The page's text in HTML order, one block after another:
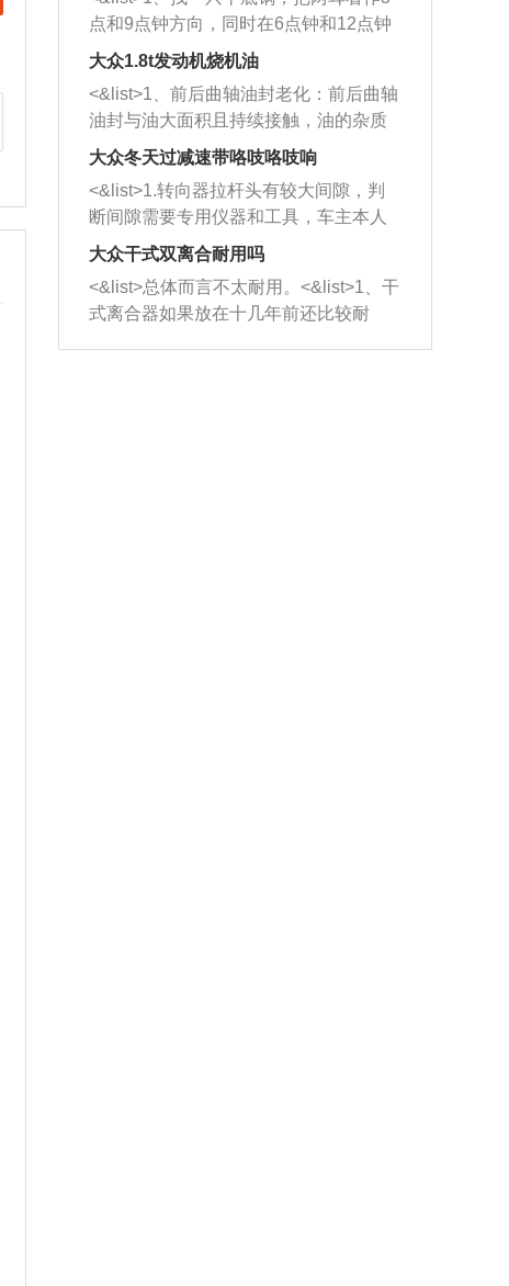
施。 <&list>2、直接利用木棍将所有的
杂物推到排气管里面的位置处，然后将
三元催化器拆解开，就可以将堵塞的东
西取出来。但如果是因为积碳过多引起
的堵塞，就需要将三元催化器泡在草酸
洗剂对堵塞的情况得到解决，将清洗剂
放在燃油箱中，与燃油混合后，车辆启
动时，就可以和汽油一起进入到燃烧
室，最后形成废气排出，就可以让三元
催化器得到清洗，排气管堵塞的情况就
能够得到解决。
点和9点钟方向，同时在6点钟和12点钟
方向做一个标记。 <&list>2、双手握住
一圈半的练习，往右同样也要打相同的
圈数。 <&list>3、最后强调要反复练
习，这样就可以形成肌肉记忆，在真实
驾驶车辆时，不需要记忆也能打好方
向。
大众1.8t发动机烧机油
<&list>1、前后曲轴油封老化：前后曲轴
油封与油大面积且持续接触，油的杂质
和发动机内持续温度变化使其密封效果
逐渐减弱，导致渗油或漏油。<&list>2、
活塞间隙过大：积碳会使活塞环与缸体
的间隙扩大，导致机油流入燃烧室中，
造成烧机油。<&list>3、机油粘度。使用
机油粘度过小的话，同样会有烧机油现
象，机油粘度过小具有很好的流动性，
大众冬天过减速带咯吱咯吱响
<&list>1.转向器拉杆头有较大间隙，判
断间隙需要专用仪器和工具，车主本人
无法制作，需要将车辆送到修理厂或4s
店；<&list>2.车辆半轴套管防尘罩破
裂，破裂后会出现漏油现象，使半轴磨
损严重，磨损的半轴容易损坏，产生异
响；<&list>3.稳定器的转向胶套和球头
大众干式双离合耐用吗
<&list>总体而言不太耐用。<&list>1、干
式离合器如果放在十几年前还比较耐